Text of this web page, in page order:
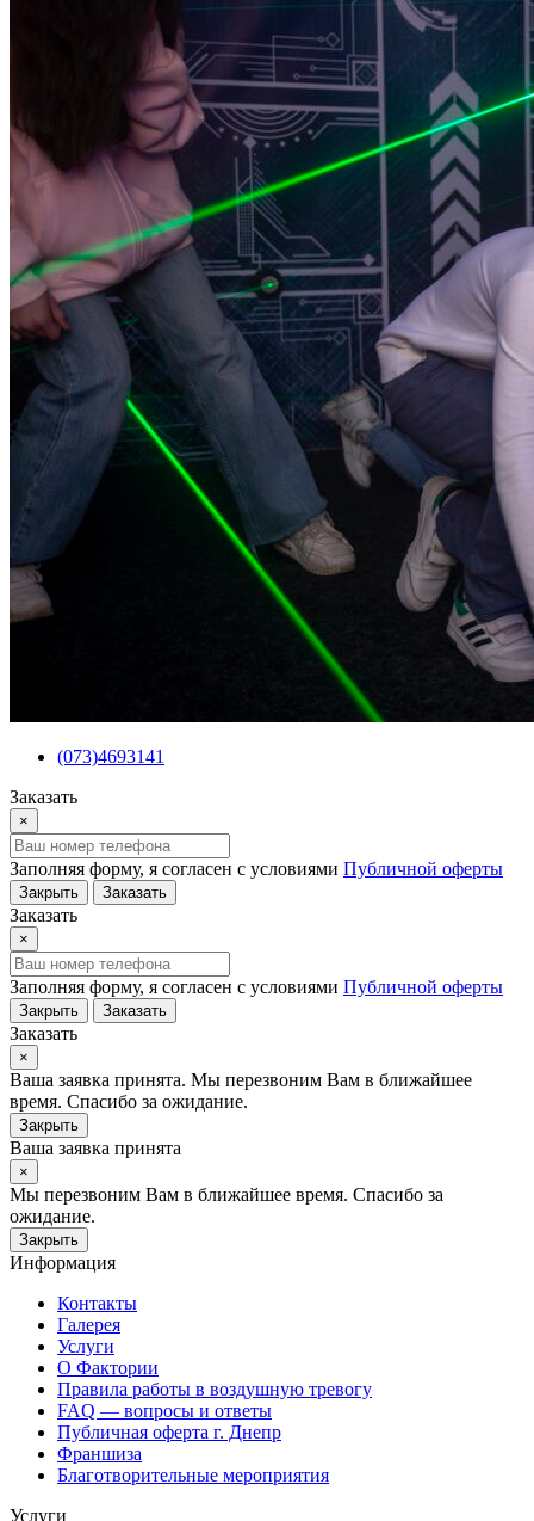
(073)4693141
Заказать
×
Заполняя форму, я согласен с условиями Публичной оферты
Закрыть Заказать
Заказать
×
Заполняя форму, я согласен с условиями Публичной оферты
Закрыть Заказать
Заказать
×
Ваша заявка принята. Мы перезвоним Вам в ближайшее
время. Спасибо за ожидание.
Закрыть
Ваша заявка принята
×
Мы перезвоним Вам в ближайшее время. Спасибо за
ожидание.
Закрыть
Информация
Контакты
Галерея
Услуги
О Фактории
Правила работы в воздушную тревогу
FAQ — вопросы и ответы
Публичная оферта г. Днепр
Франшиза
Благотворительные мероприятия
Услуги